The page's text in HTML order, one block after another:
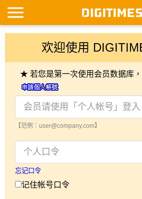
欢迎使用
★ 若您是第一次使用会员数据库
【范例：user@company.com】
忘记口令
记住帐号口令